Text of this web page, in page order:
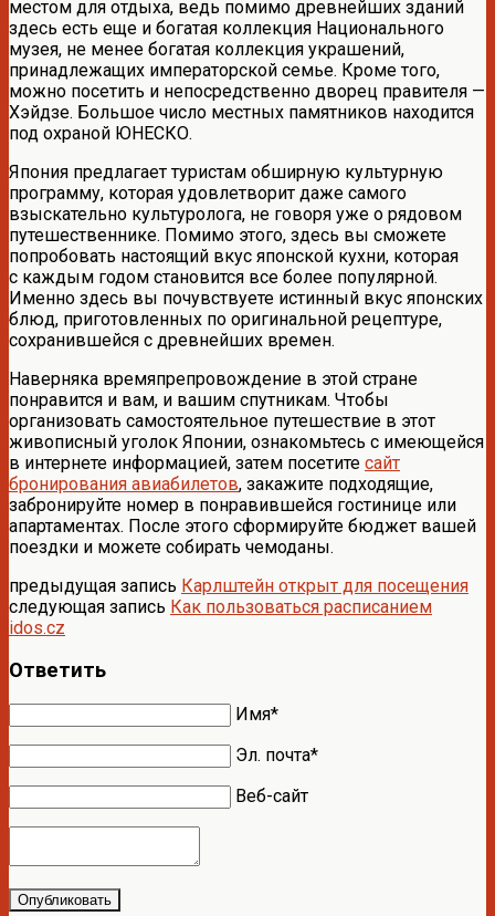
местом для отдыха, ведь помимо древнейших зданий
здесь есть еще и богатая коллекция Национального
музея, не менее богатая коллекция украшений,
принадлежащих императорской семье. Кроме того,
можно посетить и непосредственно дворец правителя —
Хэйдзе. Большое число местных памятников находится
под охраной ЮНЕСКО.
Япония предлагает туристам обширную культурную
программу, которая удовлетворит даже самого
взыскательно культуролога, не говоря уже о рядовом
путешественнике. Помимо этого, здесь вы сможете
попробовать настоящий вкус японской кухни, которая
с каждым годом становится все более популярной.
Именно здесь вы почувствуете истинный вкус японских
блюд, приготовленных по оригинальной рецептуре,
сохранившейся с древнейших времен.
Наверняка времяпрепровождение в этой стране
понравится и вам, и вашим спутникам. Чтобы
организовать самостоятельное путешествие в этот
живописный уголок Японии, ознакомьтесь с имеющейся
в интернете информацией, затем посетите сайт
бронирования авиабилетов, закажите подходящие,
забронируйте номер в понравившейся гостинице или
апартаментах. После этого сформируйте бюджет вашей
поездки и можете собирать чемоданы.
предыдущая запись Карлштейн открыт для посещения
следующая запись Как пользоваться расписанием
idos.cz
Ответить
Имя*
Эл. почта*
Веб-сайт
Опубликовать